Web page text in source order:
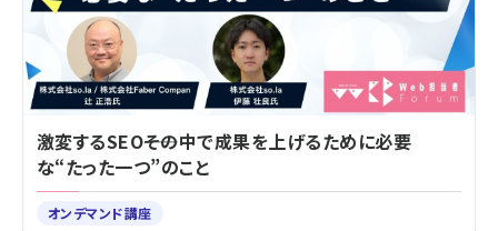
激変するSEO――その中で成果を上げるために必要
な“たった一つ”のこと
オンデマンド講座